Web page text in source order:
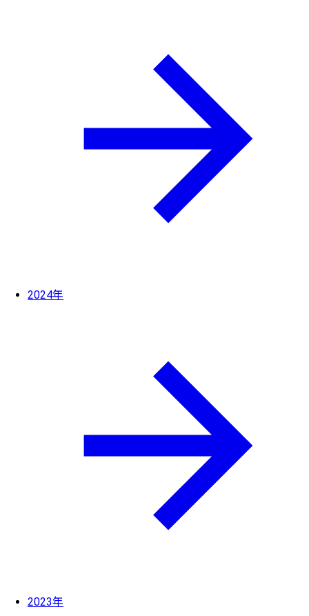
2024年
2023年